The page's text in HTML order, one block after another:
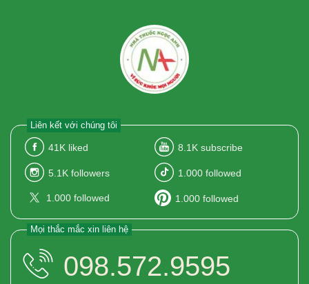
Liên kết với chúng tôi
41K liked 8.1K subscribe
5.1K followers 1.000 followed
1.000 followed 1.000 followed
Mọi thắc mắc xin liên hệ
098.572.9595